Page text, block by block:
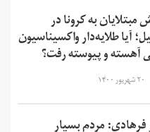
مبتلایان به کرونا در
آیا طلایه‌دار واکسیناسیون
آهسته و پیوسته رفت؟
۲۰ شهریور ۱۴۰۰